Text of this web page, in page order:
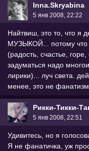
Inna.Skryabina
5 янв 2008, 22:22
Найтвиш, это то, что я
МУЗЫКОЙ... потому что
(радость, счастье,
задуматься надо
лирики)... луч света.
менее, это не
Рикки-Тикки-
5 янв 2008, 22:51
Удивитесь, но я
Я не фанатичка, уж